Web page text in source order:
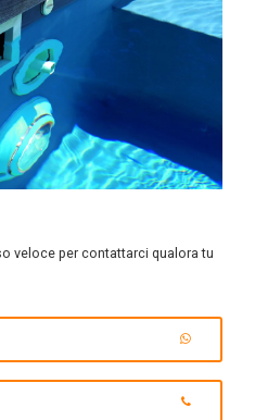
veloce per contattarci qualora tu